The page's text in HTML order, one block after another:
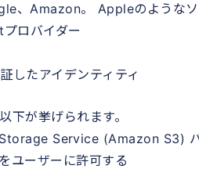
、Amazon。 Appleのような
ロバイダー
したアイデンティティ
下が挙げられます。
Service (Amazon S3)
ユーザーに許可する